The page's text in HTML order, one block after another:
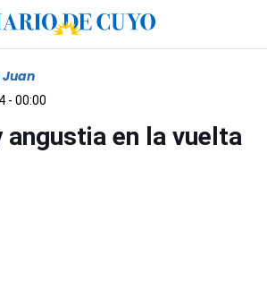
Juan
- 00:00
angustia en la vuelta